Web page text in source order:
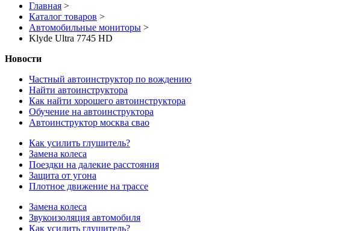
Главная >
Каталог товаров >
Автомобильные мониторы >
Klyde Ultra 7745 HD
Новости
Частный автоинструктор по вождению
Найти автоинструктора
Как найти хорошего автоинструктора
Обучение на автоинструктора
Автоинструктор москва свао
Как усилить глушитель?
Замена колеса
Поездки на далекие расстояния
Защита от угона
Плотное движение на трассе
Замена колеса
Звукоизоляция автомобиля
Как усилить глушитель?